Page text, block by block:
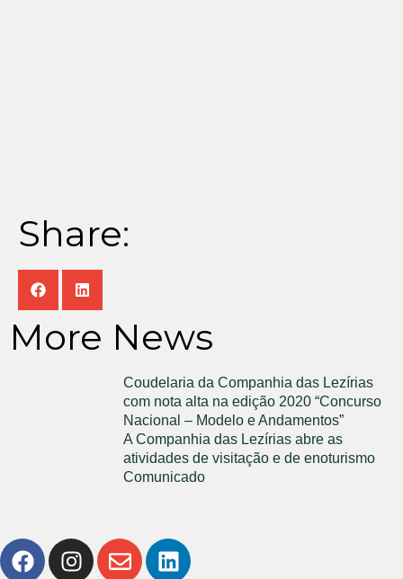
Share:
More News
Coudelaria da Companhia das Lezírias
com nota alta na edição 2020 “Concurso
Nacional – Modelo e Andamentos”
A Companhia das Lezírias abre as
atividades de visitação e de enoturismo
Comunicado